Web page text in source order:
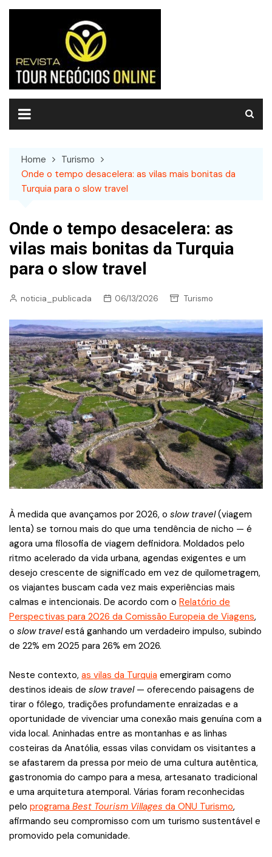
Skip
Home
Turismo
Onde o tempo desacelera: as vilas mais bonitas da
Turquia para o slow travel
Onde o tempo desacelera: as
vilas mais bonitas da Turquia
para o slow travel
noticia_publicada 06/13/2026 Turismo
À medida que avançamos por 2026, o slow travel(viagem
lenta) se tornou mais do que uma tendência de nicho — é
agora uma filosofia de viagem definidora. Moldados pelo
ritmo acelerado da vida urbana, agendas exigentes e um
desejo crescente de significado em vez de quilometragem,
os viajantes buscam cada vez mais experiências mais
calmas e intencionais. De acordo com o Relatório de
Perspectivas para 2026 da Comissão Europeia de Viagens,
o slow travelestá ganhando um verdadeiro impulso, subindo
de 22% em 2025 para 26% em 2026.
Neste contexto, as vilas da Turquia emergiram como
destinos ideais de slow travel— oferecendo paisagens de
tirar o fôlego, tradições profundamente enraizadas e a
oportunidade de vivenciar uma conexão mais genuína com a
vida local. Aninhadas entre as montanhas e as linhas
costeiras da Anatólia, essas vilas convidam os visitantes a
se afastarem da pressa por meio de uma cultura autêntica,
gastronomia do campo para a mesa, artesanato tradicional
e uma arquitetura atemporal. Várias foram reconhecidas
pelo programa Best Tourism Villages da ONU Turismo,
afirmando seu compromisso com um turismo sustentável e
promovido pela comunidade.